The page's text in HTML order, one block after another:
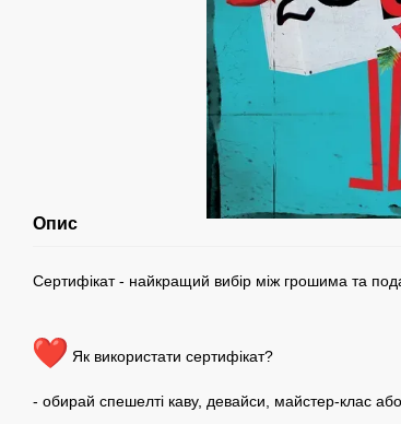
Опис
Сертифікат - найкращий вибір між грошима та
Як використати сертифікат?
- обирай спешелті каву, девайси, майстер-клас або